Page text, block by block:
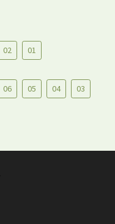
02 01
06 05 04 03